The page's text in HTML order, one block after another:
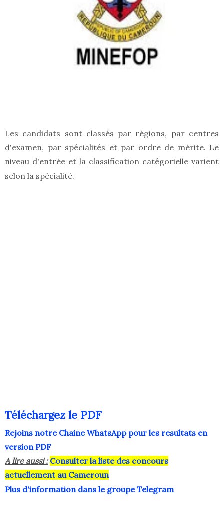
Les candidats sont classés par régions, par centres
d'examen, par spécialités et par ordre de mérite. Le
niveau d'entrée et la classification catégorielle varient
selon la spécialité.
Téléchargez le PDF
Rejoins notre Chaine WhatsApp pour les resultats en
version PDF
A lire aussi : Consulter la liste des concours
actuellement au Cameroun
Plus d'information dans le groupe Telegram